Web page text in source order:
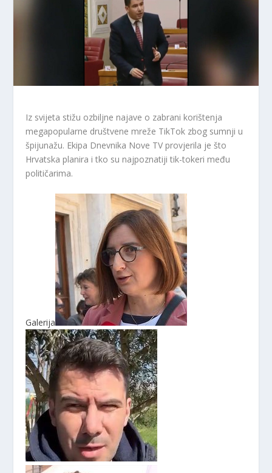
Iz svijeta stižu ozbiljne najave o zabrani korištenja
megapopularne društvene mreže TikTok zbog sumnji u
špijunažu. Ekipa Dnevnika Nove TV provjerila je što
Hrvatska planira i tko su najpoznatiji tik-tokeri među
političarima.
Galerija